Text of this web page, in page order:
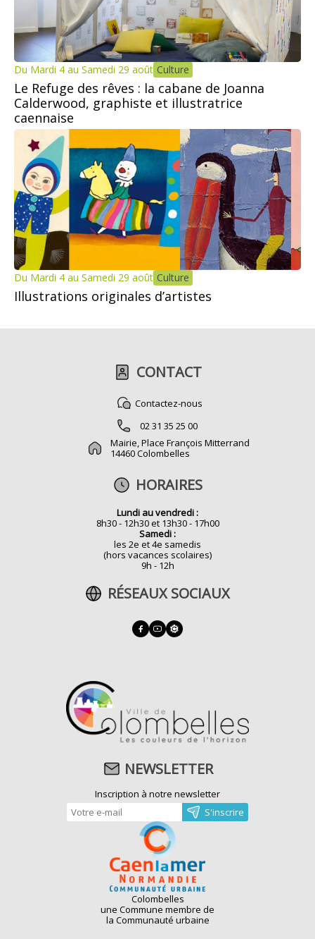
Du Mardi 4 au Samedi 29 août Culture
Le Refuge des rêves : la cabane de Joanna
Calderwood, graphiste et illustratrice
caennaise
Du Mardi 4 au Samedi 29 août Culture
Illustrations originales d’artistes
CONTACT
Contactez-nous
02 31 35 25 00
Mairie, Place François Mitterrand
14460 Colombelles
HORAIRES
Lundi au vendredi :
8h30 - 12h30 et 13h30 - 17h00
Samedi :
les 2e et 4e samedis
(hors vacances scolaires)
9h - 12h
RÉSEAUX SOCIAUX
NEWSLETTER
Inscription à notre newsletter
Colombelles
une Commune membre de
la Communauté urbaine